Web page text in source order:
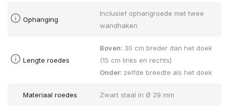
Ophanging
Inclusief ophangroede met twee
wandhaken
Lengte roedes
Boven: 30 cm breder dan het doek
(15 cm links en rechts)
Onder: zelfde breedte als het doek
Materiaal roedes Zwart staal in Ø 29 mm